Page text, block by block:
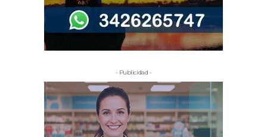
- Publicidad -